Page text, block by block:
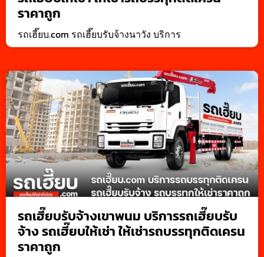
ราคาถูก
รถเฮี๊ยบ.com รถเฮี๊ยบรับจ้างนาวัง บริการ
รถเฮี๊ยบรับจ้างเขาพนม บริการรถเฮี๊ยบรับ
จ้าง รถเฮี๊ยบให้เช่า ให้เช่ารถบรรทุกติดเครน
ราคาถูก